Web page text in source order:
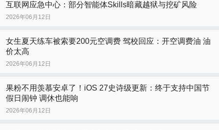
互联网应急中心：部分智能体Skills暗藏越狱与挖矿风险
2026年06月12日
女生夏天练车被索要200元空调费 驾校回应：开空调费油 油
价太高
2026年06月12日
果粉不用羡慕安卓了！iOS 27史诗级更新：终于支持中国节
假日闹钟 调休也能响
2026年06月12日